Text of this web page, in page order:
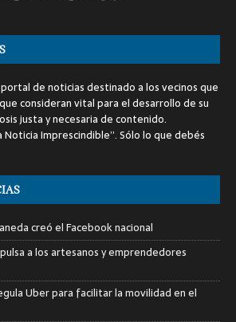
de noticias destinado a los vecinos que
consideran vital para el desarrollo de su
justa y necesaria de contenido.
Noticia Imprescindible”. Sólo lo que debés
creó el Facebook nacional
a los artesanos y emprendedores
Uber para facilitar la movilidad en el